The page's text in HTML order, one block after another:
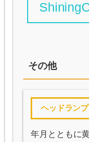
その他
ヘッドラン
年月とともに